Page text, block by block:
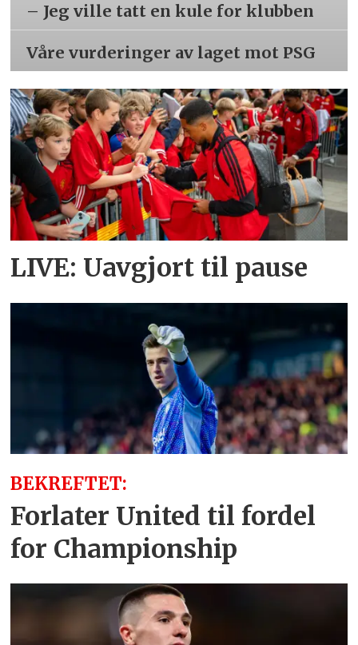
– Jeg ville tatt en kule for klubben
Våre vurderinger av laget mot PSG
LIVE: Uavgjort til pause
BEKREFTET:
Forlater United til fordel
for Championship